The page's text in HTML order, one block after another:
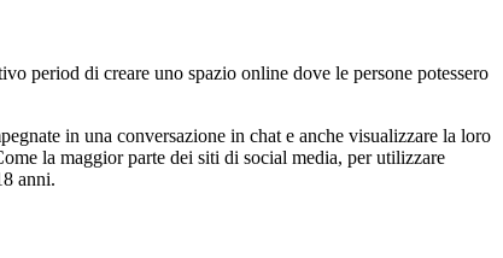
period di creare uno spazio online dove le persone potessero
in una conversazione in chat e anche visualizzare la loro
la maggior parte dei siti di social media, per utilizzare
anni.